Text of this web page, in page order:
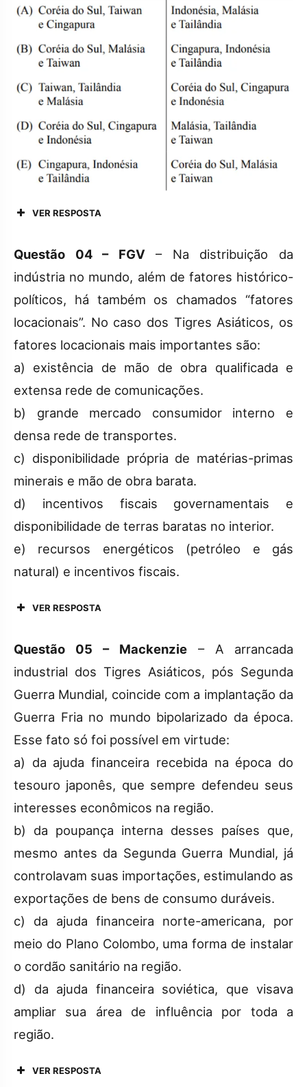
VER RESPOSTA
Questão 04 – FGV – Na distribuição da
indústria no mundo, além de fatores histórico-
políticos, há também os chamados “fatores
locacionais”. No caso dos Tigres Asiáticos, os
fatores locacionais mais importantes são:
a) existência de mão de obra qualificada e
extensa rede de comunicações.
b) grande mercado consumidor interno e
densa rede de transportes.
c) disponibilidade própria de matérias-primas
minerais e mão de obra barata.
d) incentivos fiscais governamentais e
disponibilidade de terras baratas no interior.
e) recursos energéticos (petróleo e gás
natural) e incentivos fiscais.
VER RESPOSTA
Questão 05 – Mackenzie – A arrancada
industrial dos Tigres Asiáticos, pós Segunda
Guerra Mundial, coincide com a implantação da
Guerra Fria no mundo bipolarizado da época.
Esse fato só foi possível em virtude:
a) da ajuda financeira recebida na época do
tesouro japonês, que sempre defendeu seus
interesses econômicos na região.
b) da poupança interna desses países que,
mesmo antes da Segunda Guerra Mundial, já
controlavam suas importações, estimulando as
exportações de bens de consumo duráveis.
c) da ajuda financeira norte-americana, por
meio do Plano Colombo, uma forma de instalar
o cordão sanitário na região.
d) da ajuda financeira soviética, que visava
ampliar sua área de influência por toda a
região.
VER RESPOSTA